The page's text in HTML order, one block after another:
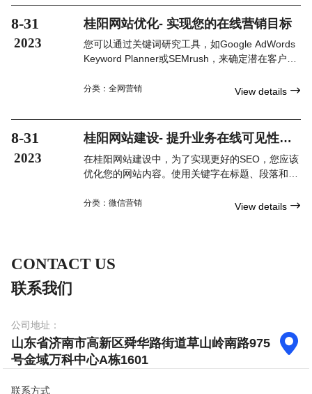
8-31
2023
桂阳网站优化- 实现您的在线营销目标
您可以通过关键词研究工具，如Google AdWords
Keyword Planner或SEMrush，来确定潜在客户在
索量适中的关键词，并将它们合理地应用在网站的
分类： 全网营销 View details 
8-31
2023
桂阳网站建设- 提升业务在线可见性的
关键
在桂阳网站建设中，为了实现更好的SEO，您应该
优化您的网站内容。使用关键字在标题、段落和标
易与相关搜索结果匹配。
分类： 微信营销 View details 
CONTACT US
联系我们
公司地址：
山东省济南市高新区舜华路街道草山岭南路975
号金域万科中心A栋1601

联系方式